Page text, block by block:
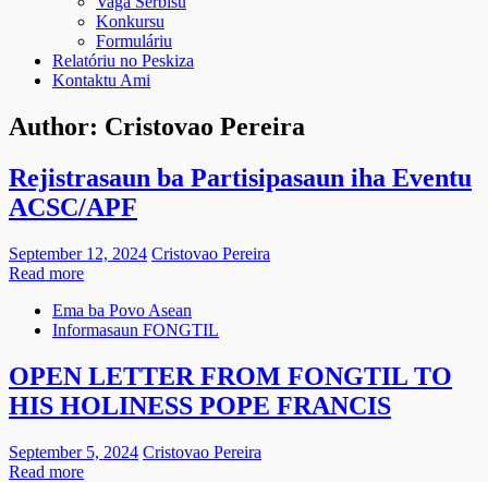
Konkursu
Formuláriu
Relatóriu no Peskiza
Kontaktu Ami
Author: Cristovao Pereira
Rejistrasaun ba Partisipasaun iha Eventu
ACSC/APF
September 12, 2024 Cristovao Pereira
Read more
Ema ba Povo Asean
Informasaun FONGTIL
OPEN LETTER FROM FONGTIL TO
HIS HOLINESS POPE FRANCIS
September 5, 2024 Cristovao Pereira
Read more